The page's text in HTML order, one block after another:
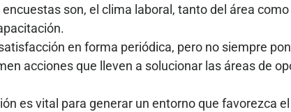
son, el clima laboral, tanto del área
en forma periódica, pero no siempre
acciones que lleven a solucionar las áreas de
es vital para generar un entorno que favorezca